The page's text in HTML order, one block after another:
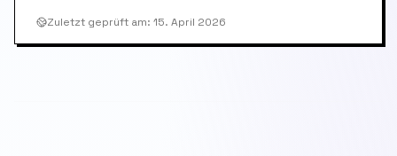
Zuletzt geprüft am: 15. April 2026